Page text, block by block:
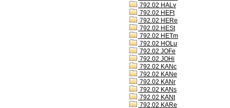
792.02 HALv
792.02 HEFt
792.02 HERe
792.02 HESt
792.02 HETm
792.02 HOLu
792.02 JOFe
792.02 JOHi
792.02 KANc
792.02 KANe
792.02 KANr
792.02 KANs
792.02 KANt
792.02 KARe